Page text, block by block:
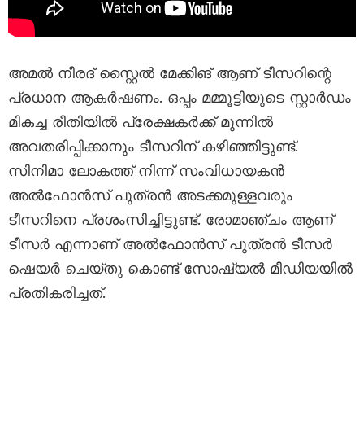
അമൽ നീരദ് സ്റ്റൈൽ മേക്കിങ് ആണ് ടീസറിന്റെ
പ്രധാന ആകർഷണം. ഒപ്പം മമ്മൂട്ടിയുടെ സ്റ്റാർഡം
മികച്ച രീതിയിൽ പ്രേക്ഷകർക്ക് മുന്നിൽ
അവതരിപ്പിക്കാനും ടീസറിന് കഴിഞ്ഞിട്ടുണ്ട്.
സിനിമാ ലോകത്ത് നിന്ന് സംവിധായകൻ
അൽഫോൻസ് പുത്രൻ അടക്കമുള്ളവരും
ടീസറിനെ പ്രശംസിച്ചിട്ടുണ്ട്. രോമാഞ്ചം ആണ്
ടീസർ എന്നാണ് അൽഫോൻസ് പുത്രൻ ടീസർ
ഷെയർ ചെയ്തു കൊണ്ട് സോഷ്യൽ മീഡിയയിൽ
പ്രതികരിച്ചത്.